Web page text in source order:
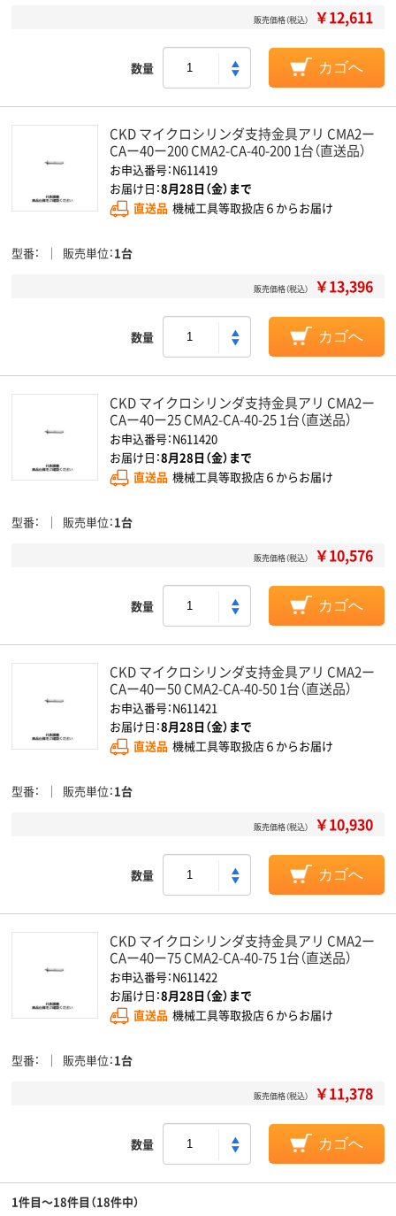
販売価格（税込） ￥12,611
数量 カゴへ
CKD マイクロシリンダ支持金具アリ CMA2ー
CAー40ー200 CMA2-CA-40-200 1台（直送品）
お申込番号：N611419
お届け日：8月28日（金）まで
直送品 機械工具等取扱店６からお届け
型番 販売単位 1台
販売価格（税込） ￥13,396
数量 カゴへ
CKD マイクロシリンダ支持金具アリ CMA2ー
CAー40ー25 CMA2-CA-40-25 1台（直送品）
お申込番号：N611420
お届け日：8月28日（金）まで
直送品 機械工具等取扱店６からお届け
型番 販売単位 1台
販売価格（税込） ￥10,576
数量 カゴへ
CKD マイクロシリンダ支持金具アリ CMA2ー
CAー40ー50 CMA2-CA-40-50 1台（直送品）
お申込番号：N611421
お届け日：8月28日（金）まで
直送品 機械工具等取扱店６からお届け
型番 販売単位 1台
販売価格（税込） ￥10,930
数量 カゴへ
CKD マイクロシリンダ支持金具アリ CMA2ー
CAー40ー75 CMA2-CA-40-75 1台（直送品）
お申込番号：N611422
お届け日：8月28日（金）まで
直送品 機械工具等取扱店６からお届け
型番 販売単位 1台
販売価格（税込） ￥11,378
数量 カゴへ
1件目～18件目（18件中）